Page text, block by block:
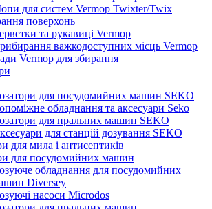
для систем Vermop Twixter/Twix
поверхонь
та рукавиці Vermop
важкодоступних місць Vermop
Vermop для збирання
для посудомийних машин SEKO
обладнання та аксесуари Seko
для пральних машин SEKO
для станцій дозування SEKO
для мила і антисептиків
для посудомийних машин
обладнання для посудомийних
Diversey
насоси Microdos